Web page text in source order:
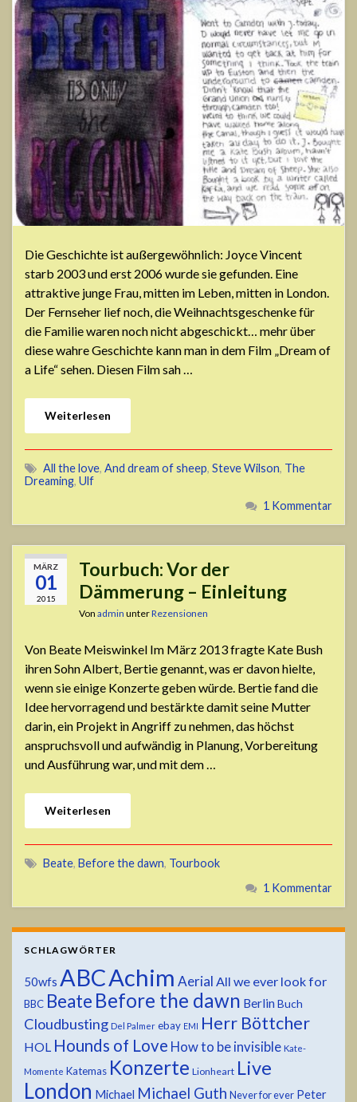
Die Geschichte ist außergewöhnlich: Joyce Vincent
starb 2003 und erst 2006 wurde sie gefunden. Eine
attraktive junge Frau, mitten im Leben, mitten in London.
Der Fernseher lief noch, die Weihnachtsgeschenke für
die Familie waren noch nicht abgeschickt… mehr über
diese wahre Geschichte kann man in dem Film „Dream of
a Life“ sehen. Diesen Film sah …
Weiterlesen
All the love, And dream of sheep, Steve Wilson, The
Dreaming, Ulf
1 Kommentar
MÄRZ
01
2015
Tourbuch: Vor der
Dämmerung – Einleitung
Von admin unterRezensionen
Von Beate Meiswinkel Im März 2013 fragte Kate Bush
ihren Sohn Albert, Bertie genannt, was er davon hielte,
wenn sie einige Konzerte geben würde. Bertie fand die
Idee hervorragend und bestärkte damit seine Mutter
darin, ein Projekt in Angriff zu nehmen, das höchst
anspruchsvoll und aufwändig in Planung, Vorbereitung
und Ausführung war, und mit dem …
Weiterlesen
Beate, Before the dawn, Tourbook
1 Kommentar
SCHLAGWÖRTER
50wfs ABCAchim Aerial All we ever look for
BBC Beate Before the dawn Berlin Buch
Cloudbusting Del Palmer ebay EMI Herr Böttcher
HOL Hounds of Love How to be invisible Kate-
Momente Katemas Konzerte Lionheart Live
London Michael Michael Guth Never for ever Peter